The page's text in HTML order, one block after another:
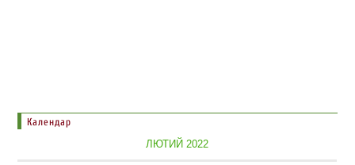
Календар
ЛЮТИЙ 2022